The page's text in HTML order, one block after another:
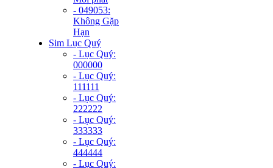
- 049053:
Không Gặp
Hạn
Sim Lục Quý
- Lục Quý:
000000
- Lục Quý:
111111
- Lục Quý:
222222
- Lục Quý:
333333
- Lục Quý:
444444
- Lục Quý: